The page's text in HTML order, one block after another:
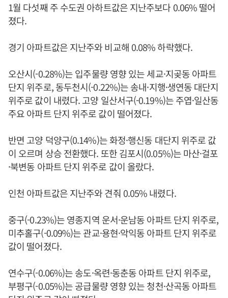
1월 다섯째 주 수도권 아하트값은 지난주보다 0.06% 떨어
졌다.
경기 아파트값은 지난주와 비교해 0.08% 하락했다.
오산시(-0.28%)는 입주물량 영향 있는 세교·지곶동 아파트
단지 위주로, 동두천시(-0.22%)는 송내·지행·생연동 대단지
위주로 값이 내렸다. 고양 일산서구(-0.19%)는 주엽·일산동
주요 아파트 단지 위주로 값이 떨어졌다.
반면 고양 덕양구(0.14%)는 화정·행신동 대단지 위주로 값
이 오르며 상승 전환했다. 또한 김포시(0.05%)는 마산·걸포
·북변동 아파트 단지 위주로 값이 올랐다.
인천 아파트값은 지난주와 견줘 0.05% 내렸다.
중구(-0.23%)는 영종지역 운서·운남동 아파트 단지 위주로,
미추홀구(-0.09%)는 관교·용현·악익동 아파트 단지 위주로
값이 떨어졌다.
연수구(-0.06%)는 송도·옥련·동춘동 아파트 단지 위주로,
부평구(-0.05%)는 공급물량 영향 있는 청천·산곡동 아파트